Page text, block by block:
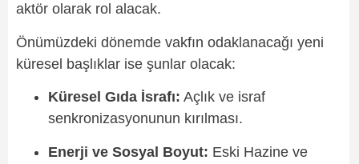
aktör olarak rol alacak.
Önümüzdeki dönemde vakfın odaklanacağı yeni
küresel başlıklar ise şunlar olacak:
Küresel Gıda İsrafı: Açlık ve israf
senkronizasyonunun kırılması.
Enerji ve Sosyal Boyut: Eski Hazine ve